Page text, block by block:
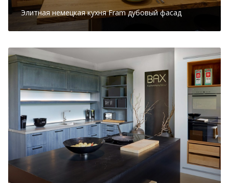
Элитная немецкая кухня Fram дубовый фасад